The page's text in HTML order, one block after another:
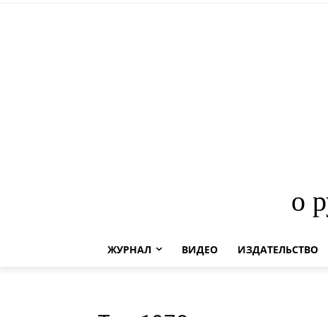
о
ЖУРНАЛ ВИДЕО ИЗДАТЕЛЬСТВО